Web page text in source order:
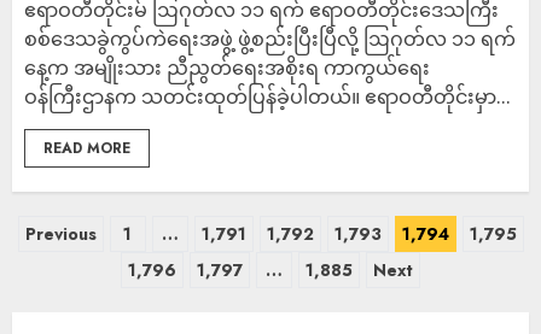
ဧရာဝတီတိုင်းမ် ဩဂုတ်လ ၁၁ ရက် ဧရာဝတီတိုင်းဒေသကြီး
စစ်ဒေသခွဲကွပ်ကဲရေးအဖွဲ့ ဖွဲ့စည်းပြီးပြီလို့ ဩဂုတ်လ ၁၁ ရက်
နေ့က အမျိုးသား ညီညွတ်ရေးအစိုးရ ကာကွယ်ရေး
ဝန်ကြီးဌာနက သတင်းထုတ်ပြန်ခဲ့ပါတယ်။ ဧရာဝတီတိုင်းမှာ...
READ MORE
Previous 1 … 1,791 1,792 1,793 1,794
1,795
1,796
1,797 … 1,885 Next